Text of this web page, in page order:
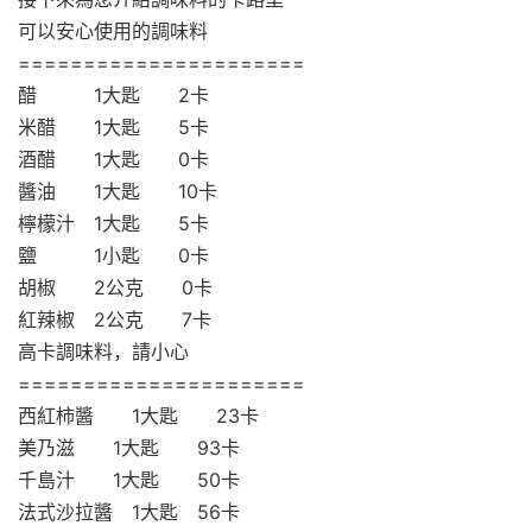
可以安心使用的調味料
======================
醋 1大匙 2卡
米醋 1大匙 5卡
酒醋 1大匙 0卡
醬油 1大匙 10卡
檸檬汁 1大匙 5卡
鹽 1小匙 0卡
胡椒 2公克 0卡
紅辣椒 2公克 7卡
高卡調味料，請小心
======================
西紅柿醬 1大匙 23卡
美乃滋 1大匙 93卡
千島汁 1大匙 50卡
法式沙拉醬 1大匙 56卡